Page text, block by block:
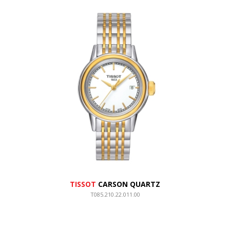
TISSOT CARSON QUARTZ
T085.210.22.011.00